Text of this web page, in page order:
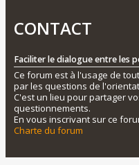
CONTACT
Faciliter le dialogue entre les
Ce forum est à l'usage de
par les questions de
C'est un lieu pour partager
questionnements.
En vous inscrivant sur ce
Charte du forum